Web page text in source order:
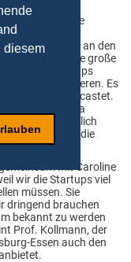
diesem
Die erste
SECRET
bei YouTube an den
hatte die große
Show für Startups
zu moderieren. Es
die Show gecastet.
Startup-Arena
und natürlich
Geheimnis um die
gemeinsam mit Caroline
wir die Startups viel
müssen. Sie
dringend brauchen
bekannt zu werden
Prof. Kollmann, der
Essen auch den